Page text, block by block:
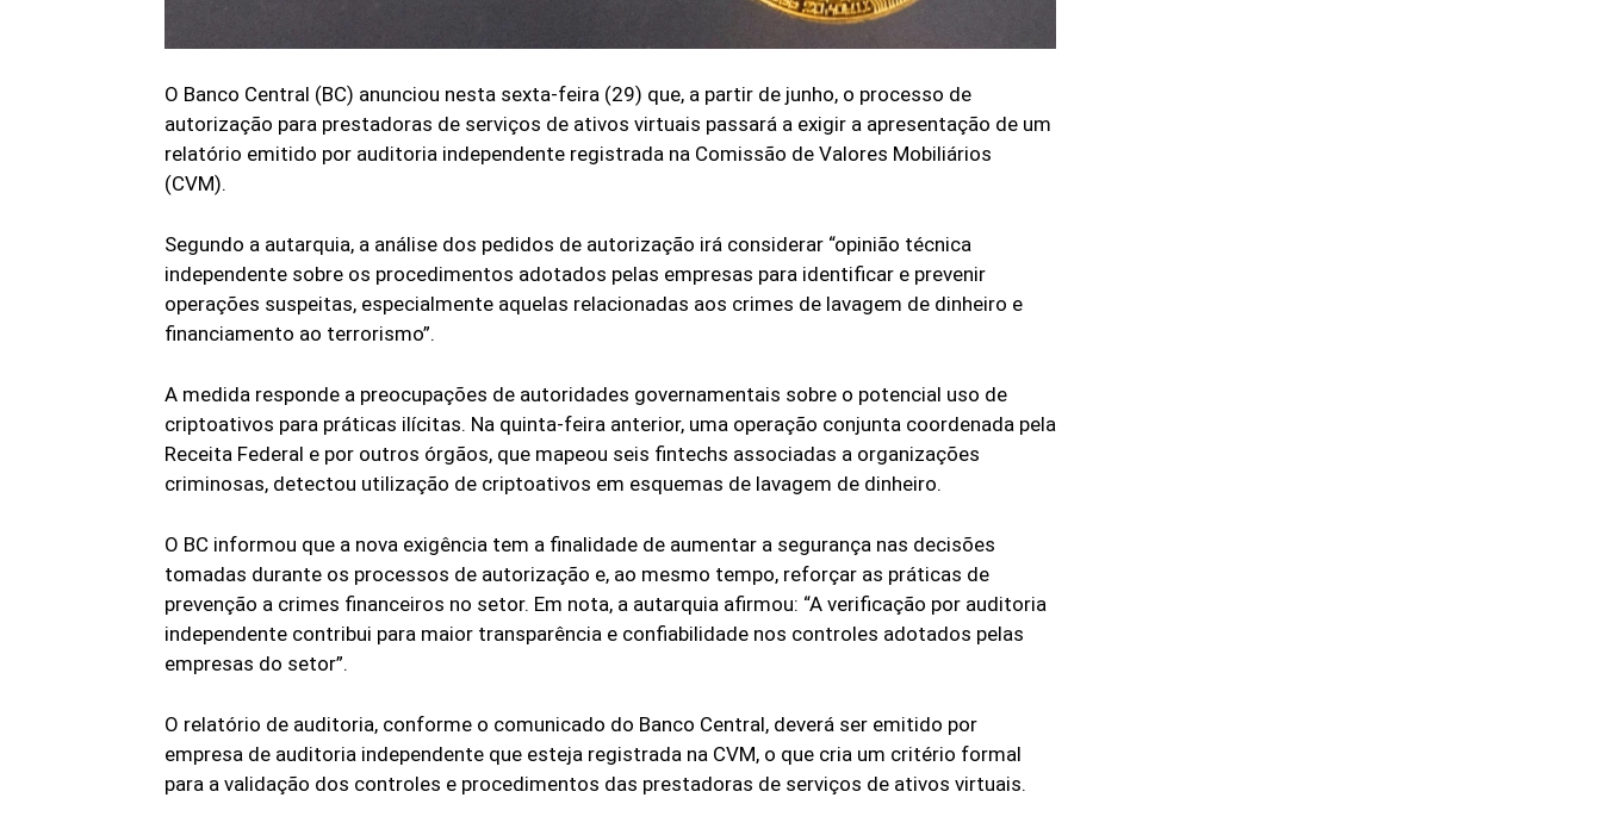
O Banco Central (BC) anunciou nesta sexta-feira (29) que, a partir de junho, o processo de
autorização para prestadoras de serviços de ativos virtuais passará a exigir a apresentação de um
relatório emitido por auditoria independente registrada na Comissão de Valores Mobiliários
(CVM).
Segundo a autarquia, a análise dos pedidos de autorização irá considerar “opinião técnica
independente sobre os procedimentos adotados pelas empresas para identificar e prevenir
operações suspeitas, especialmente aquelas relacionadas aos crimes de lavagem de dinheiro e
financiamento ao terrorismo”.
A medida responde a preocupações de autoridades governamentais sobre o potencial uso de
criptoativos para práticas ilícitas. Na quinta-feira anterior, uma operação conjunta coordenada pela
Receita Federal e por outros órgãos, que mapeou seis fintechs associadas a organizações
criminosas, detectou utilização de criptoativos em esquemas de lavagem de dinheiro.
O BC informou que a nova exigência tem a finalidade de aumentar a segurança nas decisões
tomadas durante os processos de autorização e, ao mesmo tempo, reforçar as práticas de
prevenção a crimes financeiros no setor. Em nota, a autarquia afirmou: “A verificação por auditoria
independente contribui para maior transparência e confiabilidade nos controles adotados pelas
empresas do setor”.
O relatório de auditoria, conforme o comunicado do Banco Central, deverá ser emitido por
empresa de auditoria independente que esteja registrada na CVM, o que cria um critério formal
para a validação dos controles e procedimentos das prestadoras de serviços de ativos virtuais.